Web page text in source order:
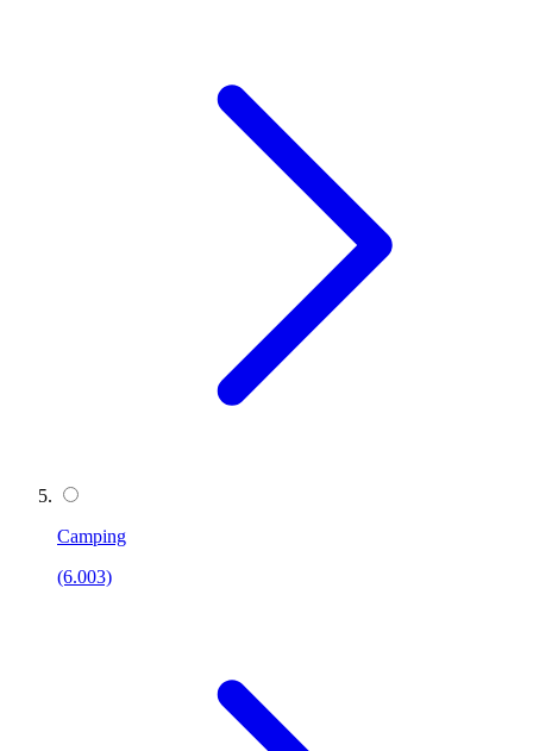
Camping
(6.003)